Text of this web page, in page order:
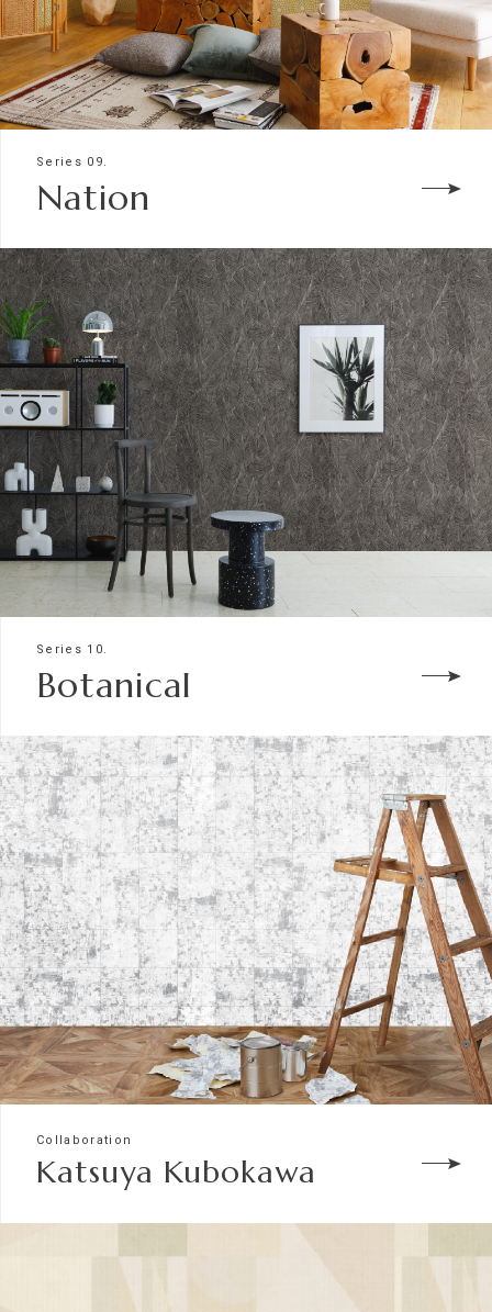
Series 09.
Nation
Series 10.
Botanical
Collaboration
Katsuya Kubokawa